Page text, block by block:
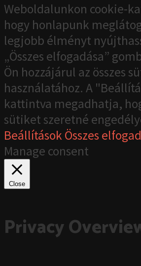
Weboldalunkon cookie-
hogy honlapunk
legjobb élményt
„Összes elfogadása”
Ön hozzájárul az összes
használatához. A
kattintva megadhatja,
sütiket szeretné
BeállításokÖsszes
Manage consent
Close
Privacy